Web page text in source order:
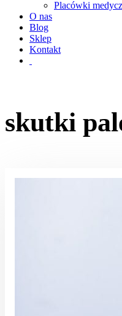
Placówki
O nas
Blog
Sklep
Kontakt
skutki